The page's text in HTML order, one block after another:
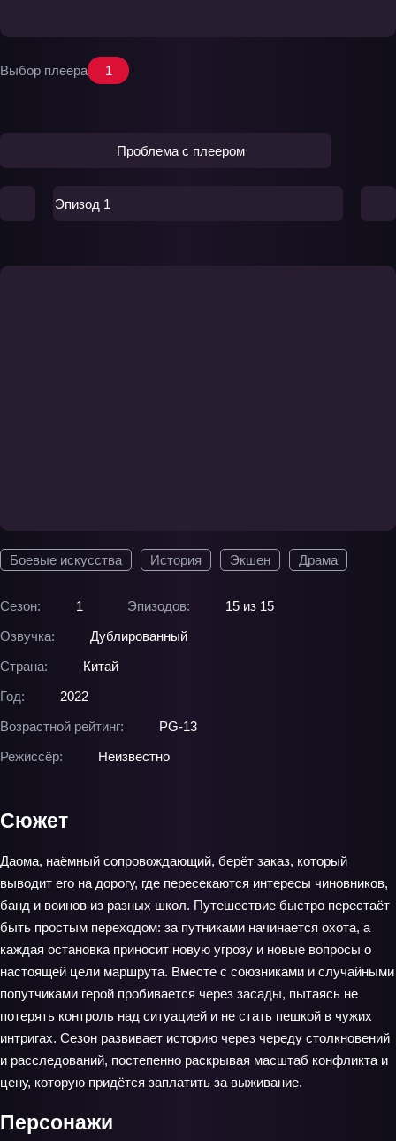
Боевые искусства История Экшен Драма
Сезон: 1 Эпизодов:
15 из 15
Озвучка:
Дублированный
Страна:
Китай
Год:
2022
Возрастной рейтинг:
PG-13
Режиссёр:
Неизвестно
Выбор плеера 1
Проблема с плеером
Эпизод 1
Сюжет
Даома, наёмный сопровождающий, берёт заказ, который
выводит его на дорогу, где пересекаются интересы чиновников,
банд и воинов из разных школ. Путешествие быстро перестаёт
быть простым переходом: за путниками начинается охота, а
каждая остановка приносит новую угрозу и новые вопросы о
настоящей цели маршрута. Вместе с союзниками и случайными
попутчиками герой пробивается через засады, пытаясь не
потерять контроль над ситуацией и не стать пешкой в чужих
интригах. Сезон развивает историю через череду столкновений
и расследований, постепенно раскрывая масштаб конфликта и
цену, которую придётся заплатить за выживание.
Персонажи